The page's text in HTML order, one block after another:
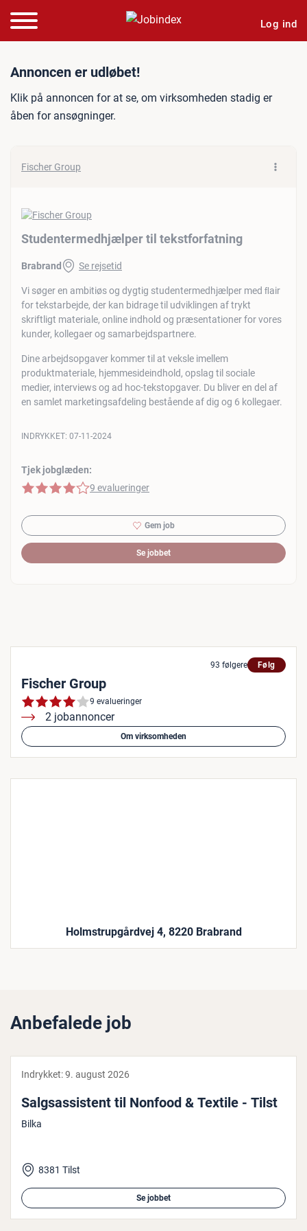
Log ind
Jobannonce:
Annoncen er udløbet!
Klik på annoncen for at se, om virksomheden stadig er
åben for ansøgninger.
Fischer Group
Studentermedhjælper til tekstforfatning
Brabrand Se rejsetid
Vi søger en ambitiøs og dygtig studentermedhjælper med ﬂair
for tekstarbejde, der kan bidrage til udviklingen af trykt
skriftligt materiale, online indhold og præsentationer for vores
kunder, kollegaer og samarbejdspartnere.
Dine arbejdsopgaver kommer til at veksle imellem
produktmateriale, hjemmesideindhold, opslag til sociale
medier, interviews og ad hoc-tekstopgaver. Du bliver en del af
en samlet marketingsafdeling bestående af dig og 6 kollegaer.
Tjek jobglæden:
4 af 5 stjerner
9 evalueringer
INDRYKKET: 07-11-2024
Gem job
Se jobbet
93 følgere Følg
Fischer Group
9 evalueringer
2 jobannoncer
Om virksomheden
Holmstrupgårdvej 4, 8220 Brabrand
Anbefalede job
Indrykket:9. august 2026
Salgs­as­si­stent til Nonfood & Textile - Tilst
Bilka
8381 Tilst
Se jobbet